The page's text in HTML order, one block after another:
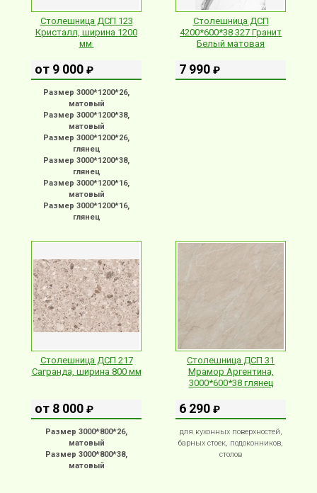
Столешница ДСП 123
Кристалл, ширина 1200
мм
от 9 000 ₽
Размер 3000*1200*26,
матовый
Размер 3000*1200*38,
матовый
Размер 3000*1200*26,
глянец
Размер 3000*1200*38,
глянец
Размер 3000*1200*16,
матовый
Размер 3000*1200*16,
глянец
Столешница ДСП
4200*600*38 327 Гранит
Белый матовая
7 990 ₽
Столешница ДСП 217
Сагранда, ширина 800 мм
от 8 000 ₽
Размер 3000*800*26,
матовый
Размер 3000*800*38,
матовый
Столешница ДСП 31
Мрамор Аргентина,
3000*600*38 глянец
6 290 ₽
для кухонных поверхностей,
барных стоек, подоконников,
столов